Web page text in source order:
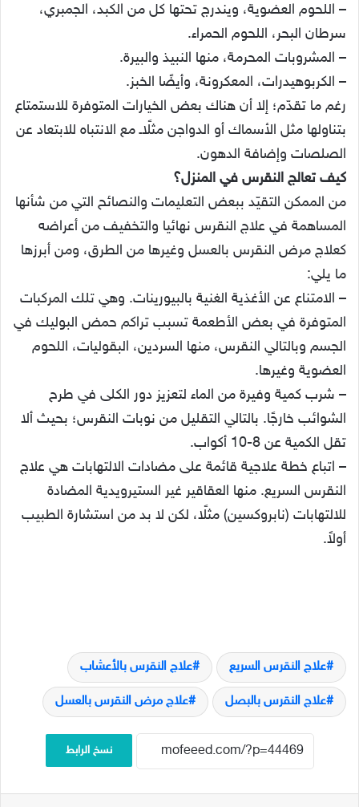
– اللحوم العضوية، ويندرج تحتها كل من الكبد، الجمبري،
سرطان البحر، اللحوم الحمراء.
– المشروبات المحرمة، منها النبيذ والبيرة.
– الكربوهيدرات، المعكرونة، وأيضًا الخبز.
رغم ما تقدّم؛ إلا أن هناك بعض الخيارات المتوفرة للاستمتاع
بتناولها مثل الأسماك أو الدواجن مثلًاـ مع الانتباه للابتعاد عن
الصلصات وإضافة الدهون.
كيف تعالج النقرس في المنزل؟
من الممكن التقيّد ببعض التعليمات والنصائح التي من شأنها
المساهمة في علاج النقرس نهائيا والتخفيف من أعراضه
كعلاج مرض النقرس بالعسل وغيرها من الطرق، ومن أبرزها
ما يلي:
– الامتناع عن الأغذية الغنية بالبيورينات. وهي تلك المركبات
المتوفرة في بعض الأطعمة تسبب تراكم حمض البوليك في
الجسم وبالتالي النقرس، منها السردين، البقوليات، اللحوم
العضوية وغيرها.
– شرب كمية وفيرة من الماء لتعزيز دور الكلى في طرح
الشوائب خارجًا. بالتالي التقليل من نوبات النقرس؛ بحيث ألا
تقل الكمية عن 8-10 أكواب.
– اتباع خطة علاجية قائمة على مضادات الالتهابات هي علاج
النقرس السريع. منها العقاقير غير الستيرويدية المضادة
للالتهابات (نابروكسين) مثلًا، لكن لا بد من استشارة الطبيب
أولاً.
علاج النقرس السريع علاج النقرس بالأعشاب
علاج النقرس بالبصل علاج مرض النقرس بالعسل
نسخ الرابط